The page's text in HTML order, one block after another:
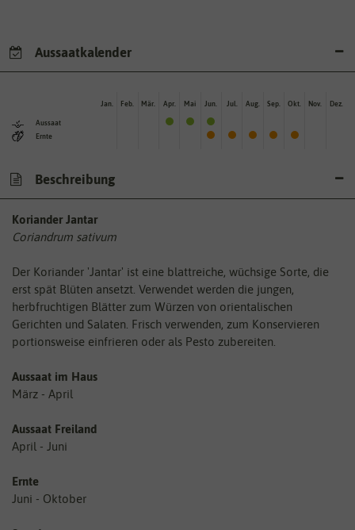
Aussaatkalender
Aussaat
Ernte
Jan. Feb. Mär. Apr. Mai Jun. Jul. Aug. Sep. Okt. Nov. Dez.
Beschreibung
Koriander Jantar
Coriandrum sativum
Der Koriander 'Jantar' ist eine blattreiche, wüchsige Sorte, die
erst spät Blüten ansetzt. Verwendet werden die jungen,
herbfruchtigen Blätter zum Würzen von orientalischen
Gerichten und Salaten. Frisch verwenden, zum Konservieren
portionsweise einfrieren oder als Pesto zubereiten.
Aussaat im Haus
März - April
Aussaat Freiland
April - Juni
Ernte
Juni - Oktober